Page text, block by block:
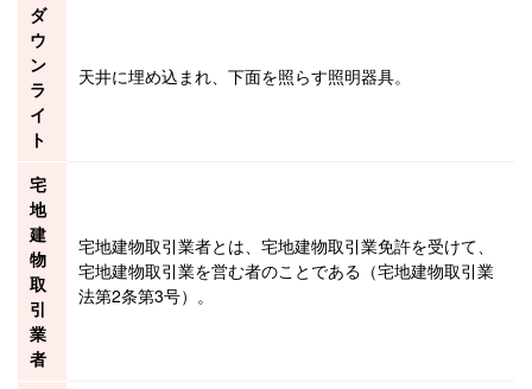
ダ
ウ
ン
ラ
イ
ト
天井に埋め込まれ、下面を照らす照明器具。
宅
地
建
物
取
引
業
者
宅地建物取引業者とは、宅地建物取引業免許を受けて、
宅地建物取引業を営む者のことである（宅地建物取引業
法第2条第3号）。